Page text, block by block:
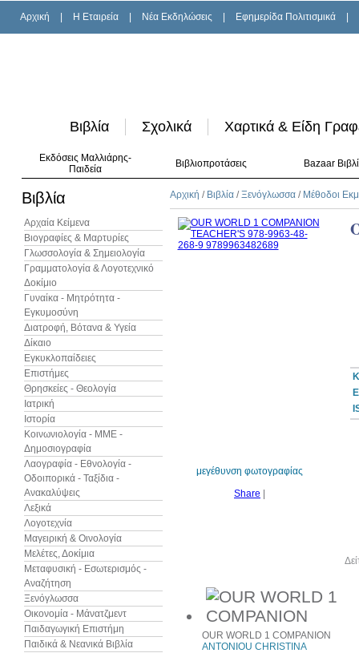
Αρχική H Εταιρεία Νέα Εκδηλώσεις Εφημερίδα Πολιτισμικά
Βιβλία Σχολικά Χαρτικά & Είδη
Εκδόσεις Μαλλιάρης-
Παιδεία
Βιβλιοπροτάσεις Bazaar
Βιβλία
Αρχαία Κείμενα
Βιογραφίες & Μαρτυρίες
Γλωσσολογία & Σημειολογία
Γραμματολογία & Λογοτεχνικό
Δοκίμιο
Γυναίκα - Μητρότητα -
Εγκυμοσύνη
Διατροφή, Βότανα & Υγεία
Δίκαιο
Εγκυκλοπαίδειες
Επιστήμες
Θρησκείες - Θεολογία
Ιατρική
Ιστορία
Κοινωνιολογία - ΜΜΕ -
Δημοσιογραφία
Λαογραφία - Εθνολογία -
Οδοιπορικά - Ταξίδια -
Ανακαλύψεις
Λεξικά
Λογοτεχνία
Μαγειρική & Οινολογία
Μελέτες, Δοκίμια
Μεταφυσική - Εσωτερισμός -
Αναζήτηση
Ξενόγλωσσα
Οικονομία - Μάνατζμεντ
Παιδαγωγική Επιστήμη
Παιδικά & Νεανικά Βιβλία
Αρχική / Βιβλία /Ξενόγλωσσα / Μέθοδοι
μεγέθυνση φωτογραφίας
Share
OUR WORLD 1 COMPANION
ANTONIOU CHRISTINA